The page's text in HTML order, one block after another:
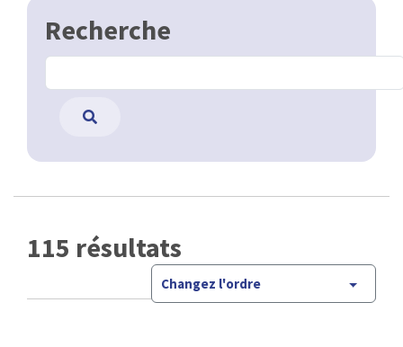
Recherche
115 résultats
Changez l'ordre